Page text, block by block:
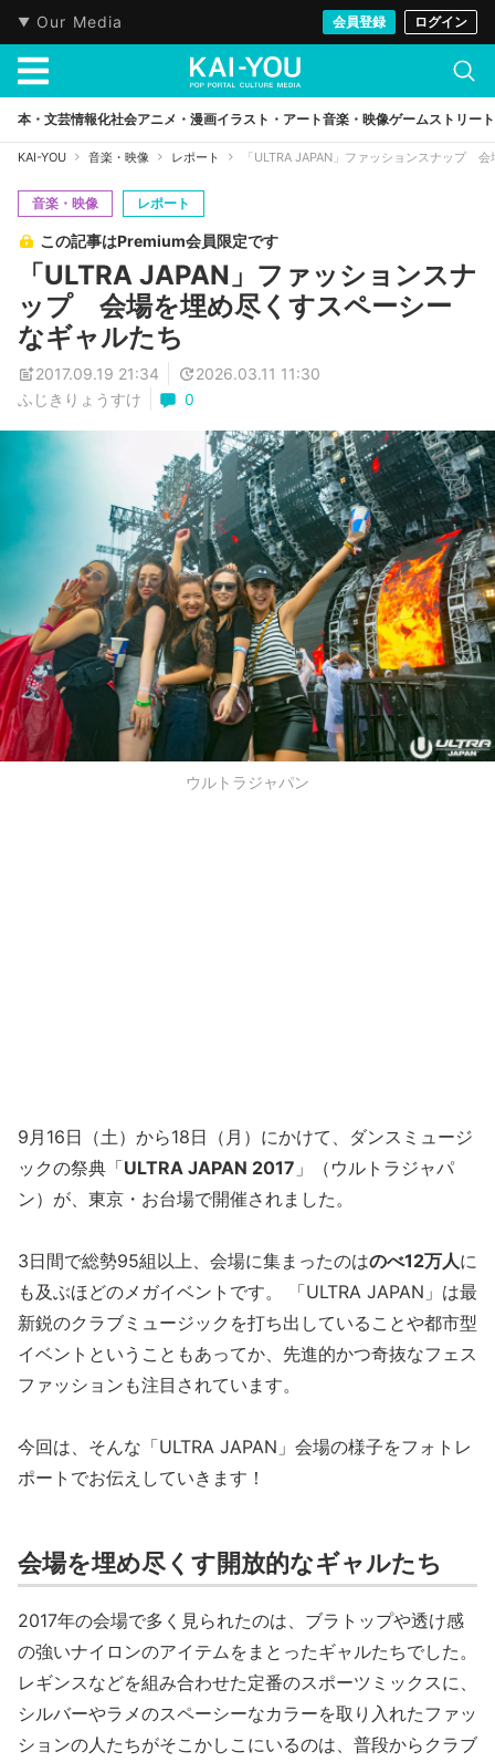
Our Media 会員登録 ログイン
本・文芸情報化社会アニメ・漫画イラスト・アート音楽・映像ゲームストリート
KAI-YOU 音楽・映像 レポート 「ULTRA JAPAN」ファッションスナップ
音楽・映像 レポート
この記事はPremium会員限定です
「ULTRA JAPAN」ファッションスナ
ップ 会場を埋め尽くすスペーシー
なギャルたち
2017.09.19 21:34
2026.03.11 11:30
ふじきりょうすけ
0
ウルトラジャパン
9月16日（土）から18日（月）にかけて、ダンスミュージ
ックの祭典「ULTRA JAPAN 2017 」（ウルトラジャパ
ン）が、東京・お台場で開催されました。
3日間で総勢95組以上、会場に集まったのはのべ12万人に
も及ぶほどのメガイベントです。 「ULTRA JAPAN」は最
新鋭のクラブミュージックを打ち出していることや都市型
イベントということもあってか、先進的かつ奇抜なフェス
ファッションも注目されています。
今回は、そんな「ULTRA JAPAN」会場の様子をフォトレ
ポートでお伝えしていきます！
会場を埋め尽くす開放的なギャルたち
2017年の会場で多く見られたのは、ブラトップや透け感
の強いナイロンのアイテムをまとったギャルたちでした。
レギンスなどを組み合わせた定番のスポーツミックスに、
シルバーやラメのスペーシーなカラーを取り入れたファッ
ションの人たちがそこかしこにいるのは、普段からクラブ